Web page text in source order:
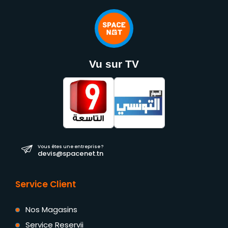
Vu sur TV
Vous êtes une entreprise ?
devis@spacenet.tn
Service Client
Nos Magasins
Service Reservii